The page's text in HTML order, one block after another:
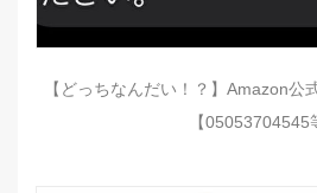
【どっちなんだい！？】Amazon公
【05053704545